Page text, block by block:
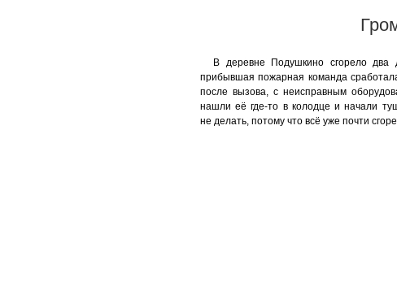
В деревне Подушкино сгорело
прибывшая пожарная команда
после вызова, с неисправным
нашли её где-то в колодце и начали
не делать, потому что всё уже почти